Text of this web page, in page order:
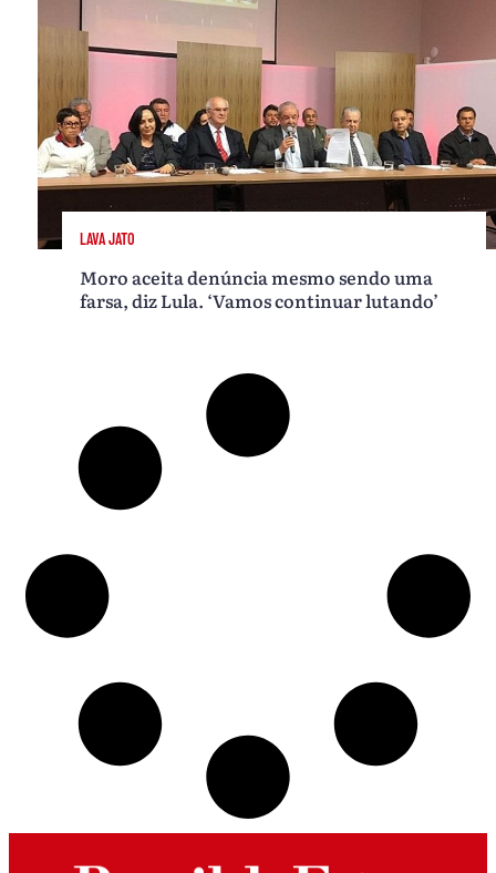
LAVA JATO
Moro aceita denúncia mesmo sendo uma
farsa, diz Lula. ‘Vamos continuar lutando’